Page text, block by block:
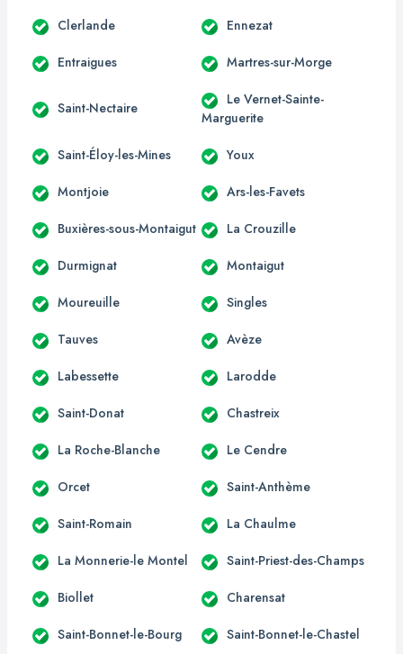
Clerlande Ennezat
Entraigues Martres-sur-Morge
Saint-Nectaire
Le Vernet-Sainte-
Marguerite
Saint-Éloy-les-Mines Youx
Montjoie Ars-les-Favets
Buxières-sous-Montaigut La Crouzille
Durmignat Montaigut
Moureuille Singles
Tauves Avèze
Labessette Larodde
Saint-Donat Chastreix
La Roche-Blanche Le Cendre
Orcet Saint-Anthème
Saint-Romain La Chaulme
La Monnerie-le Montel Saint-Priest-des-Champs
Biollet Charensat
Saint-Bonnet-le-Bourg Saint-Bonnet-le-Chastel